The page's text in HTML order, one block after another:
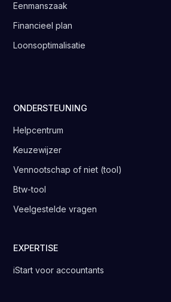
Eenmanszaak
Financieel plan
Loonsoptimalisatie
ONDERSTEUNING
Helpcentrum
Keuzewijzer
Vennootschap of niet (tool)
Btw-tool
Veelgestelde vragen
EXPERTISE
iStart voor accountants